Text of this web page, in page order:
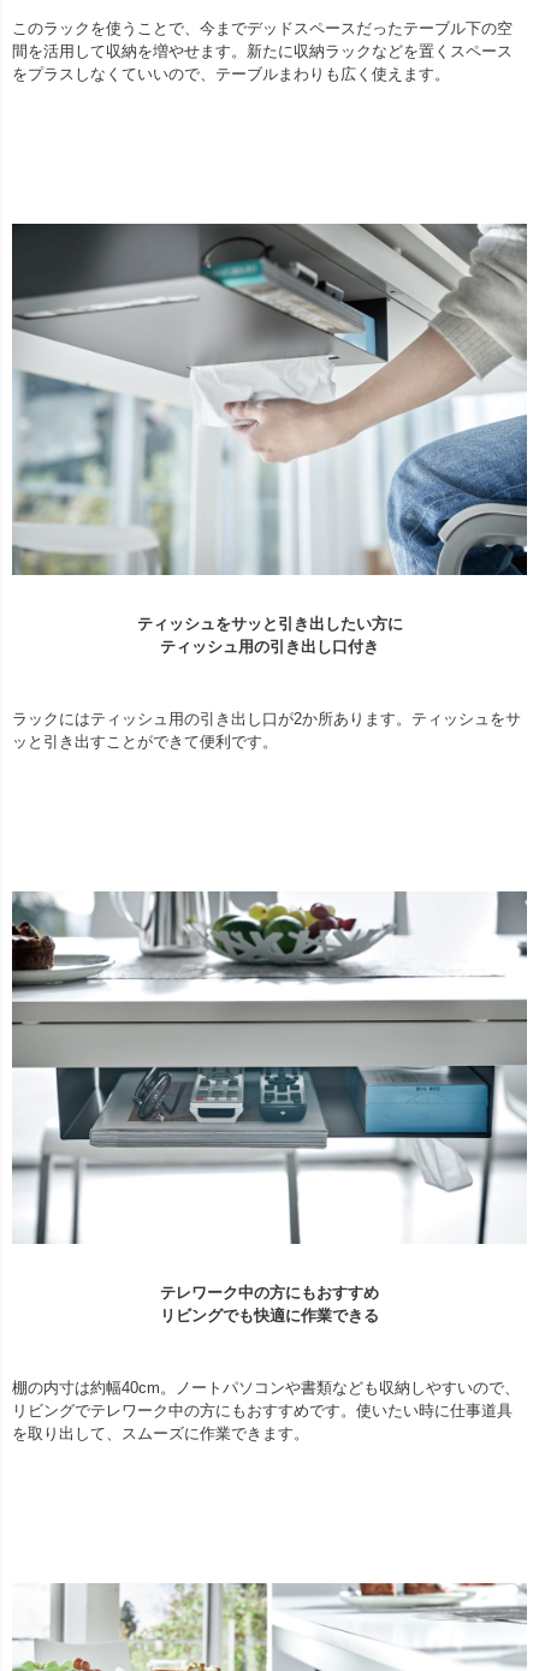
このラックを使うことで、今までデッドスペースだったテーブル下の空
間を活用して収納を増やせます。新たに収納ラックなどを置くスペース
をプラスしなくていいので、テーブルまわりも広く使えます。
ティッシュをサッと引き出したい方に
ティッシュ用の引き出し口付き
ラックにはティッシュ用の引き出し口が2か所あります。ティッシュをサ
ッと引き出すことができて便利です。
テレワーク中の方にもおすすめ
リビングでも快適に作業できる
棚の内寸は約幅40cm。ノートパソコンや書類なども収納しやすいので、
リビングでテレワーク中の方にもおすすめです。使いたい時に仕事道具
を取り出して、スムーズに作業できます。